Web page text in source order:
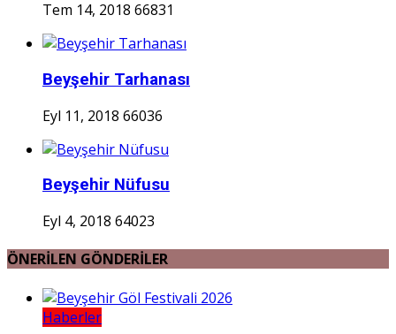
Tem 14, 2018 66831
Beyşehir Tarhanası
Eyl 11, 2018 66036
Beyşehir Nüfusu
Eyl 4, 2018 64023
ÖNERİLEN GÖNDERİLER
Haberler